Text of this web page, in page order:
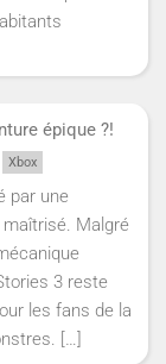
épique ?!
Xbox
par une
Malgré
3 reste
les fans de la
[…]